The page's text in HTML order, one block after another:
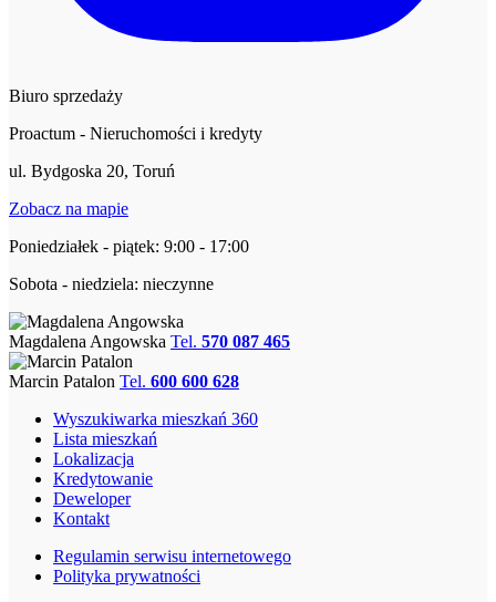
Biuro sprzedaży
Proactum - Nieruchomości i kredyty
ul. Bydgoska 20, Toruń
Zobacz na mapie
Poniedziałek - piątek: 9:00 - 17:00
Sobota - niedziela: nieczynne
Magdalena Angowska Tel. 570 087 465
Marcin Patalon Tel. 600 600 628
Wyszukiwarka mieszkań 360
Lista mieszkań
Lokalizacja
Kredytowanie
Deweloper
Kontakt
Regulamin serwisu internetowego
Polityka prywatności